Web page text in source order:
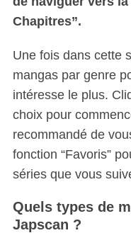
Chapitres”.
Une fois dans cette
mangas par genre
intéresse le plus.
choix pour
recommandé de
fonction “Favoris”
séries que vous
Quels types de
Japscan ?